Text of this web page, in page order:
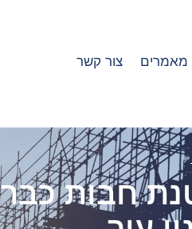
מאמרים צור קשר
חבות כבר